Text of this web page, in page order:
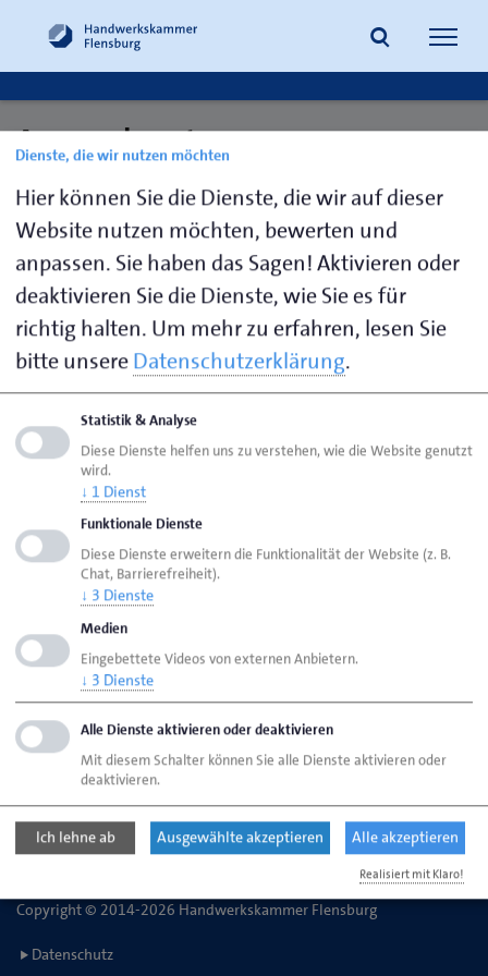
Suche
Ansprechpartner:
Ausbildungsplatzsuche
Pochert,
Britta
0461 866-
165
b.pochert@hwk-
flensburg.de
Seite drucken
aktualisiert am 01. Apr. 2026
Handwerkskammer Flensburg
Ansprechpartner
Bereiche
Handwerkskammer Flensburg
Johanniskirchhof 1-7
Telefon: 0461 866-0
E-Mail:info@hwk-flensburg.de
Copyright © 2014-2026 Handwerkskammer Flensburg
Datenschutz
Dienste, die wir nutzen möchten
Hier können Sie die Dienste, die wir auf dieser
Website nutzen möchten, bewerten und
anpassen. Sie haben das Sagen! Aktivieren oder
deaktivieren Sie die Dienste, wie Sie es für
richtig halten. Um mehr zu erfahren, lesen Sie
bitte unsereDatenschutzerklärung.
Statistik & Analyse
Diese Dienste helfen uns zu verstehen, wie die Website genutzt
wird.
↓ 1 Dienst
Funktionale Dienste
Diese Dienste erweitern die Funktionalität der Website (z. B.
Chat, Barrierefreiheit).
↓ 3 Dienste
Medien
Eingebettete Videos von externen Anbietern.
↓ 3 Dienste
Alle Dienste aktivieren oder deaktivieren
Mit diesem Schalter können Sie alle Dienste aktivieren oder
deaktivieren.
Ich lehne ab Ausgewählte akzeptieren Alle akzeptieren
Realisiert mit Klaro!